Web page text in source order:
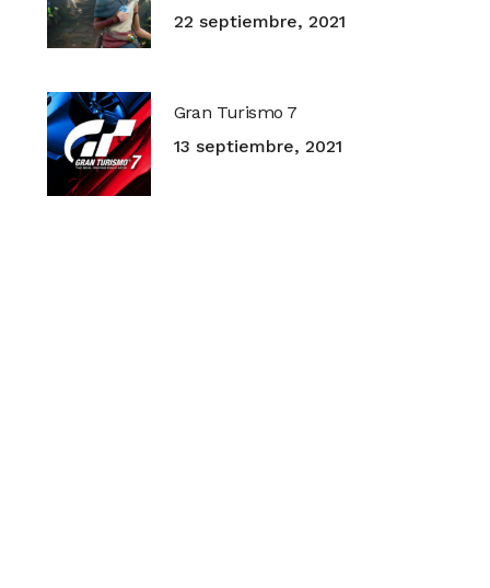
22 septiembre, 2021
Gran Turismo 7
13 septiembre, 2021